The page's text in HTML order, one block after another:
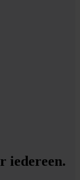
iedereen.